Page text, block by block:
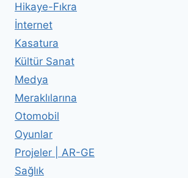
Hikaye-Fıkra
İnternet
Kasatura
Kültür Sanat
Medya
Meraklılarına
Otomobil
Oyunlar
Projeler | AR-GE
Sağlık